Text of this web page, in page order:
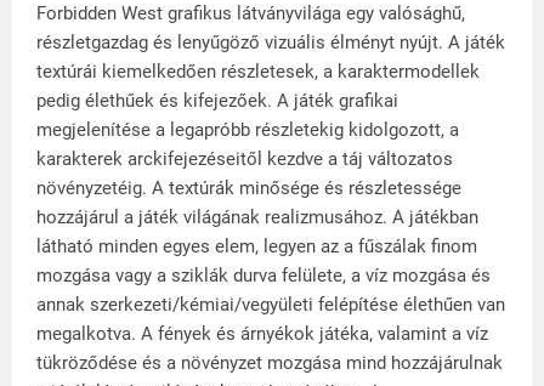
Forbidden West grafikus látványvilága egy valósághű,
részletgazdag és lenyűgöző vizuális élményt nyújt. A játék
textúrái kiemelkedően részletesek, a karaktermodellek
pedig élethűek és kifejezőek. A játék grafikai
megjelenítése a legapróbb részletekig kidolgozott, a
karakterek arckifejezéseitől kezdve a táj változatos
növényzetéig. A textúrák minősége és részletessége
hozzájárul a játék világának realizmusához. A játékban
látható minden egyes elem, legyen az a fűszálak finom
mozgása vagy a sziklák durva felülete, a víz mozgása és
annak szerkezeti/kémiai/vegyületi felépítése élethűen van
megalkotva. A fények és árnyékok játéka, valamint a víz
tükröződése és a növényzet mozgása mind hozzájárulnak